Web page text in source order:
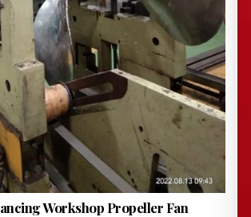
Workshop Propeller Fan